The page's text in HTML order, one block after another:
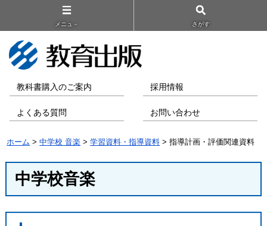
メニュ－ さがす
教科書購入のご案内 採用情報
よくある質問 お問い合わせ
ホーム >中学校 音楽 >学習資料・指導資料 > 指導計画・評価関連資料
中学校音楽